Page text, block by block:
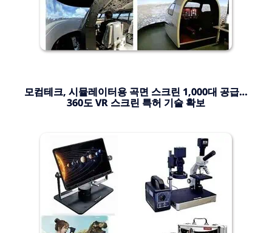
모컴테크, 시뮬레이터용 곡면 스크린 1,000대 공급…
360도 VR 스크린 특허 기술 확보